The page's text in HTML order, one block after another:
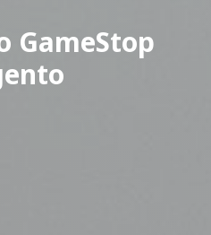
GameStop